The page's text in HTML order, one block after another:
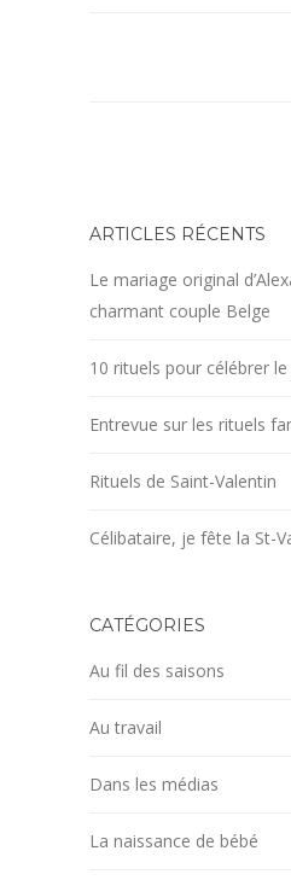
ARTICLES RÉCENTS
Le mariage original
charmant couple Belge
10 rituels pour célébrer
Entrevue sur les rituels
Rituels de Saint-Valentin
Célibataire, je fête la St-
CATÉGORIES
Au fil des saisons
Au travail
Dans les médias
La naissance de bébé